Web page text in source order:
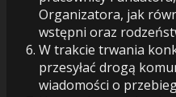
Organizatora, jak
wstępni oraz
W trakcie trwania
przesyłać drogą
wiadomości o